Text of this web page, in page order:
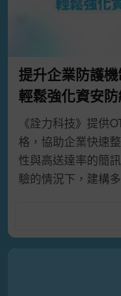
提升企業防護
輕鬆強化資安
《詮力科技》提供
格，協助企業快速
性與高送達率的簡
驗的情況下，建構